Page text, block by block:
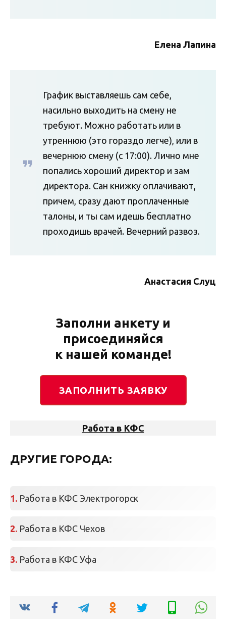
Елена Лапина
График выставляешь сам себе,
насильно выходить на смену не
требуют. Можно работать или в
утреннюю (это гораздо легче), или в
вечернюю смену (с 17:00). Лично мне
попались хороший директор и зам
директора. Сан книжку оплачивают,
причем, сразу дают проплаченные
талоны, и ты сам идешь бесплатно
проходишь врачей. Вечерний развоз.
Анастасия Слуц
Заполни анкету и
присоединяйся
к нашей команде!
ЗАПОЛНИТЬ ЗАЯВКУ
Работа в КФС
ДРУГИЕ ГОРОДА:
Работа в КФС Электрогорск
Работа в КФС Чехов
Работа в КФС Уфа